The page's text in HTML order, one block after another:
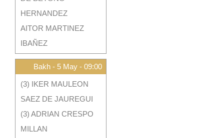
HERNANDEZ
AITOR MARTINEZ
IBAÑEZ
Bakh - 5 May - 09:00
(3) IKER MAULEON
SAEZ DE JAUREGUI
(3) ADRIAN CRESPO
MILLAN